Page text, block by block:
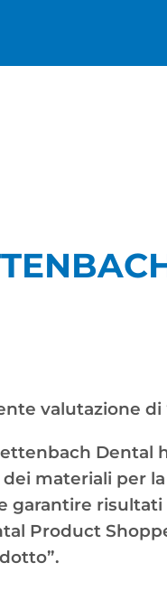
valutazione di
Dental
materiali per
Product